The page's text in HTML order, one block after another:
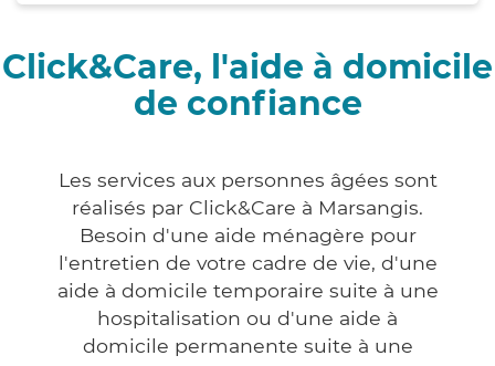
Click&Care, l'aide à domicile
de confiance
Les services aux personnes âgées sont
réalisés par Click&Care à Marsangis.
Besoin d'une aide ménagère pour
l'entretien de votre cadre de vie, d'une
aide à domicile temporaire suite à une
hospitalisation ou d'une aide à
domicile permanente suite à une